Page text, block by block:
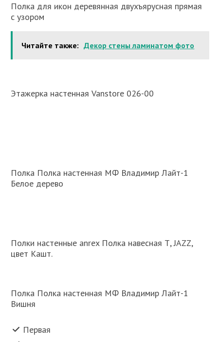
Полка для икон деревянная двухъярусная прямая
с узором
Читайте также: Декор стены ламинатом фото
Этажерка настенная Vanstore 026-00
Полка Полка настенная МФ Владимир Лайт-1
Белое дерево
Полки настенные anrex Полка навесная Т, JAZZ,
цвет Кашт.
Полка Полка настенная МФ Владимир Лайт-1
Вишня
Первая